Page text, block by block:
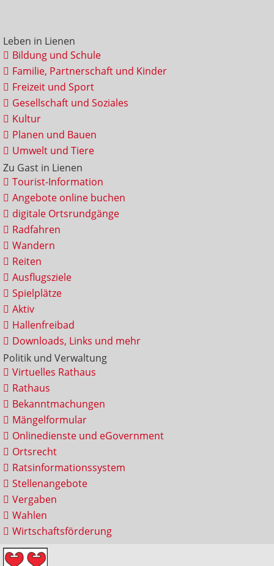
Leben in Lienen
Bildung und Schule
Familie, Partnerschaft und Kinder
Freizeit und Sport
Gesellschaft und Soziales
Kultur
Planen und Bauen
Umwelt und Tiere
Zu Gast in Lienen
Tourist-Information
Angebote online buchen
digitale Ortsrundgänge
Radfahren
Wandern
Reiten
Ausflugsziele
Spielplätze
Aktiv
Hallenfreibad
Downloads, Links und mehr
Politik und Verwaltung
Virtuelles Rathaus
Rathaus
Bekanntmachungen
Mängelformular
Onlinedienste und eGovernment
Ortsrecht
Ratsinformationssystem
Stellenangebote
Vergaben
Wahlen
Wirtschaftsförderung